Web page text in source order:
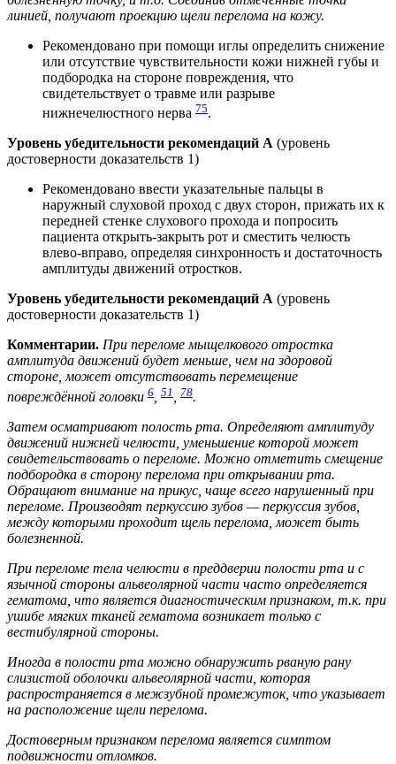
линией, получают проекцию щели перелома на кожу.
Рекомендовано при помощи иглы определить снижение
или отсутствие чувствительности кожи нижней губы и
подбородка на стороне повреждения, что
свидетельствует о травме или разрыве
нижнечелюстного нерва 75.
Уровень убедительности рекомендаций А (уровень
достоверности доказательств 1)
Рекомендовано ввести указательные пальцы в
наружный слуховой проход с двух сторон, прижать их к
передней стенке слухового прохода и попросить
пациента открыть-закрыть рот и сместить челюсть
влево-вправо, определяя синхронность и достаточность
амплитуды движений отростков.
Уровень убедительности рекомендаций А (уровень
достоверности доказательств 1)
Комментарии. При переломе мыщелкового отростка
амплитуда движений будет меньше, чем на здоровой
стороне, может отсутствовать перемещение
повреждённой головки 6 51 78.
Затем осматривают полость рта. Определяют амплитуду
движений нижней челюсти, уменьшение которой может
свидетельствовать о переломе. Можно отметить смещение
подбородка в сторону перелома при открывании рта.
Обращают внимание на прикус, чаще всего нарушенный при
переломе. Производят перкуссию зубов — перкуссия зубов,
между которыми проходит щель перелома, может быть
болезненной.
При переломе тела челюсти в преддверии полости рта и с
язычной стороны альвеолярной части часто определяется
гематома, что является диагностическим признаком, т.к. при
ушибе мягких тканей гематома возникает только с
вестибулярной стороны.
Иногда в полости рта можно обнаружить рваную рану
слизистой оболочки альвеолярной части, которая
распространяется в межзубной промежуток, что указывает
на расположение щели перелома.
Достоверным признаком перелома является симптом
подвижности отломков.